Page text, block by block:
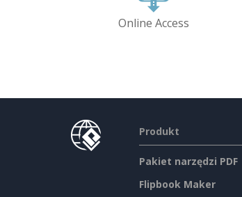
Online Access
Produkt
Pakiet narzędzi PDF
Flipbook Maker